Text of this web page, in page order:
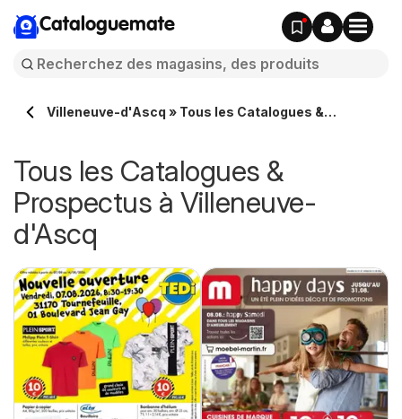
Cataloguemate
Villeneuve-d'Ascq » Tous les Catalogues &
Tous les Catalogues &
Prospectus à Villeneuve-
d'Ascq